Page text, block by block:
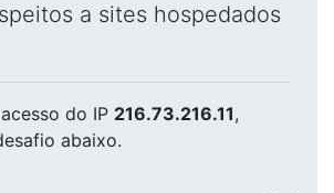
a sites hospedados
do IP 216.73.216.11,
abaixo.